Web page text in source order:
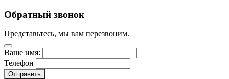
Обратный звонок
Представьтесь, мы вам перезвоним.
Ваше имя:
Телефон
Отправить